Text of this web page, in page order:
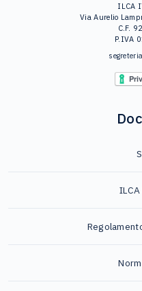
ILCA
Via Aurelio
C.F.
P.IVA